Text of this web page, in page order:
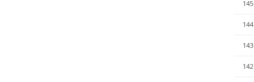
145
144
143
142